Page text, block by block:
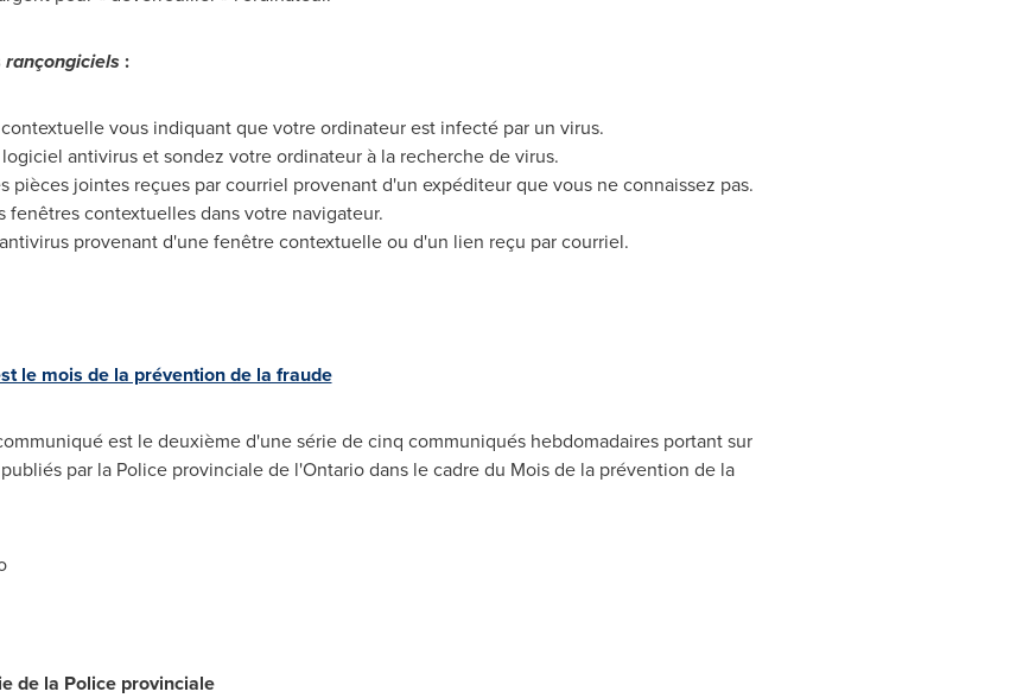
rançongiciels :
vous indiquant que votre ordinateur est infecté par un virus.
antivirus et sondez votre ordinateur à la recherche de virus.
pièces jointes reçues par courriel provenant d'un expéditeur que vous ne connaissez pas.
contextuelles dans votre navigateur.
provenant d'une fenêtre contextuelle ou d'un lien reçu par courriel.
le mois de la prévention de la fraude
est le deuxième d'une série de cinq communiqués hebdomadaires portant sur
par la Police provinciale de l'Ontario dans le cadre du Mois de la prévention de la
de la Police provinciale